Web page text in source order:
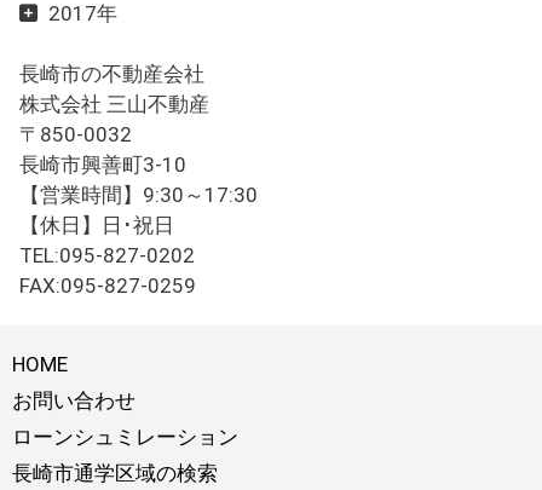
2017年
長崎市の不動産会社
株式会社 三山不動産
〒850-0032
長崎市興善町3-10
【営業時間】9:30～17:30
【休日】日･祝日
TEL:095-827-0202
FAX:095-827-0259
HOME
お問い合わせ
ローンシュミレーション
長崎市通学区域の検索